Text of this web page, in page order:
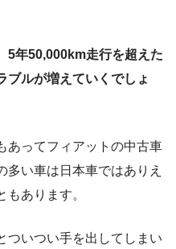
5年50,000km走行を超えた
ブルが増えていくでしょ
あってフィアットの中古車
多い車は日本車ではありえ
あります。
ついつい手を出してしまい